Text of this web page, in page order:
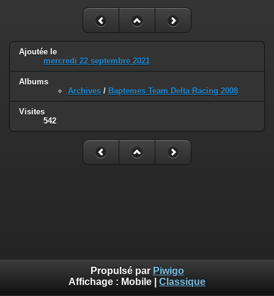
Ajoutée le
mercredi 22 septembre 2021
Albums
Archives / Baptemes Team Delta Racing 2008
Visites
542
Propulsé par Piwigo
Affichage : Mobile Classique